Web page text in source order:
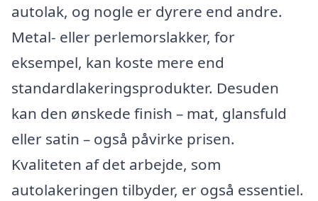
autolak, og nogle er dyrere end andre.
Metal- eller perlemorslakker, for
eksempel, kan koste mere end
standardlakeringsprodukter. Desuden
kan den ønskede finish – mat, glansfuld
eller satin – også påvirke prisen.
Kvaliteten af det arbejde, som
autolakeringen tilbyder, er også essentiel.